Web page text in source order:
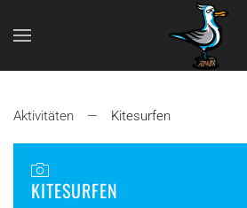
Zum Hauptinhalt springen
Aktivitäten Kitesurfen
KITESURFEN